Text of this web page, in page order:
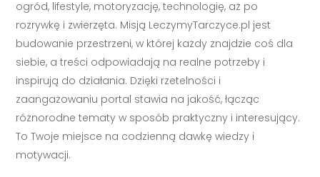
ogród, lifestyle, motoryzację, technologię, aż po
rozrywkę i zwierzęta. Misją LeczymyTarczyce.pl jest
budowanie przestrzeni, w której każdy znajdzie coś dla
siebie, a treści odpowiadają na realne potrzeby i
inspirują do działania. Dzięki rzetelności i
zaangażowaniu portal stawia na jakość, łącząc
różnorodne tematy w sposób praktyczny i interesujący.
To Twoje miejsce na codzienną dawkę wiedzy i
motywacji.